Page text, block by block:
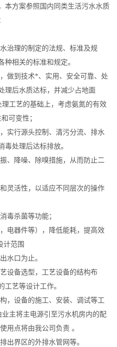
本方案参照国内同类生活污水水质
治理的制定的法规、标准及规
种相关的标准和规定。
做到技术*、实用、安全可靠、处
理后水质达标，并减少占地面
工艺的基础上，考虑氨氮的有效
可变性；
实行源头控制、清污分流、排水
毒处理后达标排放。
、降噪、除嗅措施，从而防止二
灵活性，以适应不同层次的操作
毒杀菌等功能；
电器件等），降低能耗，提高效
计范围
水口为止。
设备选型，工艺设备的结构布
工艺等设计工作。
，设备的施工、安装、调试等工
主将主电源引至污水机房内的配
用点将由我公司负责 。
出界区的外排水管网等。